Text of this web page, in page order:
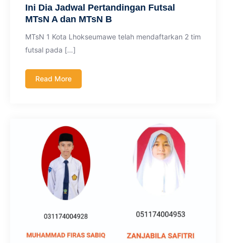
Ini Dia Jadwal Pertandingan Futsal
MTsN A dan MTsN B
MTsN 1 Kota Lhokseumawe telah mendaftarkan 2 tim
futsal pada […]
Read More